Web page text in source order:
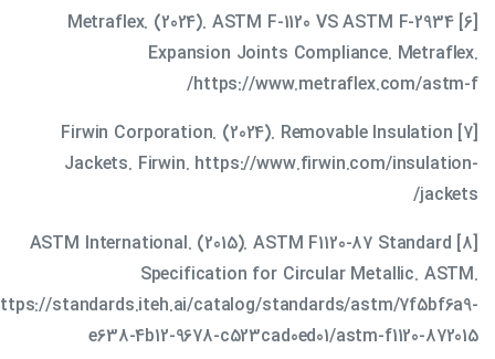
[6] Metraflex. (2024). ASTM F-1120 VS ASTM F-2934
Expansion Joints Compliance. Metraflex.
https://www.metraflex.com/astm-f/
[7] Firwin Corporation. (2024). Removable Insulation
Jackets. Firwin. https://www.firwin.com/insulation-
jackets/
[8] ASTM International. (2015). ASTM F1120-87 Standard
Specification for Circular Metallic. ASTM.
standards.iteh.ai/catalog/standards/astm/7f5bf6a9-
e638-4b12-9678-c523cad0ed01/astm-f1120-872015